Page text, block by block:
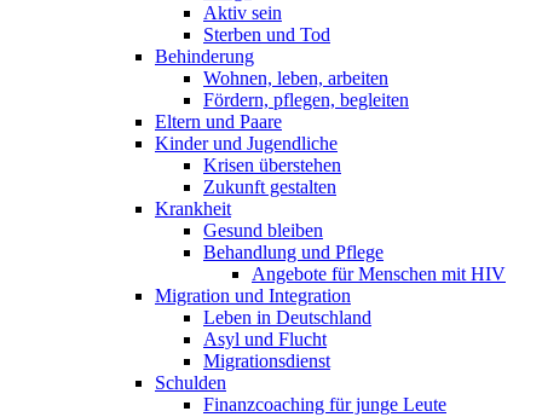
Aktiv sein
Sterben und Tod
Behinderung
Wohnen, leben, arbeiten
Fördern, pflegen, begleiten
Eltern und Paare
Kinder und Jugendliche
Krisen überstehen
Zukunft gestalten
Krankheit
Gesund bleiben
Behandlung und Pflege
Angebote für Menschen mit HIV
Migration und Integration
Leben in Deutschland
Asyl und Flucht
Migrationsdienst
Schulden
Finanzcoaching für junge Leute